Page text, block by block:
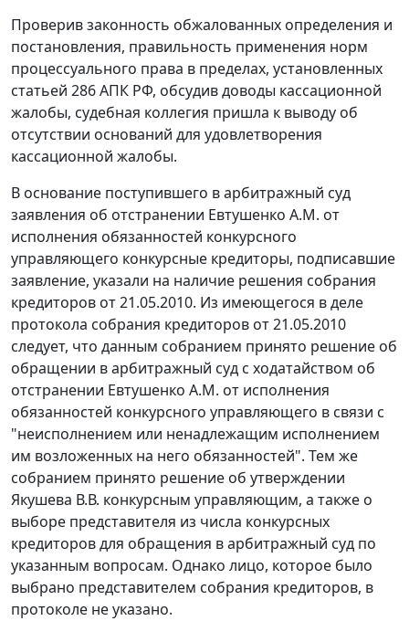
Проверив законность обжалованных определения и
постановления, правильность применения норм
процессуального права в пределах, установленных
статьей 286АПК РФ, обсудив доводы кассационной
жалобы, судебная коллегия пришла к выводу об
отсутствии оснований для удовлетворения
кассационной жалобы.
В основание поступившего в арбитражный суд
заявления об отстранении Евтушенко А.М. от
исполнения обязанностей конкурсного
управляющего конкурсные кредиторы, подписавшие
заявление, указали на наличие решения собрания
кредиторов от 21.05.2010. Из имеющегося в деле
протокола собрания кредиторов от 21.05.2010
следует, что данным собранием принято решение об
обращении в арбитражный суд с ходатайством об
отстранении Евтушенко А.М. от исполнения
обязанностей конкурсного управляющего в связи с
"неисполнением или ненадлежащим исполнением
им возложенных на него обязанностей". Тем же
собранием принято решение об утверждении
Якушева В.В. конкурсным управляющим, а также о
выборе представителя из числа конкурсных
кредиторов для обращения в арбитражный суд по
указанным вопросам. Однако лицо, которое было
выбрано представителем собрания кредиторов, в
протоколе не указано.